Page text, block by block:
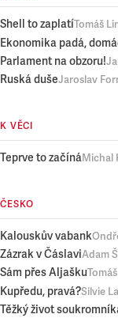
Shell to zaplatíTomáš
Ekonomika padá,
Parlament na obzoru!
Ruská dušeJaroslav
K VĚCI
Teprve to začínáMichal
ČESKO
Kalouskův vabank
Zázrak v ČáslaviAdam
Sám přes Aljašku
Kupředu, pravá?Silvie
Těžký život